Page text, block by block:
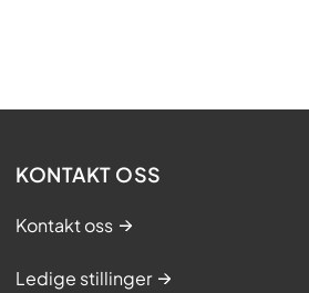
KONTAKT OSS
Kontakt oss
Ledige stillinger